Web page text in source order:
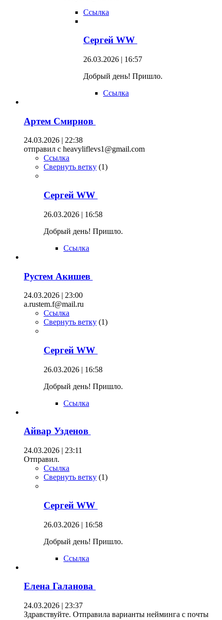
Ссылка
Сергей WW
26.03.2026 | 16:57
Добрый день! Пришло.
Ссылка
Артем Смирнов
24.03.2026 | 22:38
отправил с heavyliflevs1@gmail.com
Ссылка
Свернуть ветку (1)
Сергей WW
26.03.2026 | 16:58
Добрый день! Пришло.
Ссылка
Рустем Акишев
24.03.2026 | 23:00
a.rustem.f@mail.ru
Ссылка
Свернуть ветку (1)
Сергей WW
26.03.2026 | 16:58
Добрый день! Пришло.
Ссылка
Айвар Узденов
24.03.2026 | 23:11
Отправил.
Ссылка
Свернуть ветку (1)
Сергей WW
26.03.2026 | 16:58
Добрый день! Пришло.
Ссылка
Елена Галанова
24.03.2026 | 23:37
Здравствуйте. Отправила варианты нейминга с почты